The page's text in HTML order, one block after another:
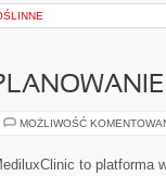
MOŻLIWOŚĆ
to platforma